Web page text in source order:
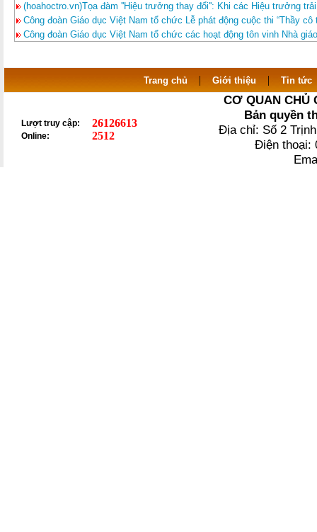
(hoahoctro.vn)Tọa đàm ''Hiệu trưởng thay đổi'': Khi các Hiệu trưởng
Công đoàn Giáo dục Việt Nam tổ chức Lễ phát động cuộc thi “Thầy cô
Công đoàn Giáo dục Việt Nam tổ chức các hoạt động tôn vinh Nhà
Trang chủ | Giới thiệu | Tin tức
Lượt truy cập: 26126613
Online: 2512
CƠ QUAN CHỦ
Bản quyền
Địa chỉ: Số 2
Điện